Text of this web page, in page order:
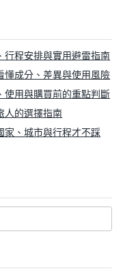
行程安排與實用避雷指南
懂成分、差異與使用風險
使用與購買前的重點判斷
人的選擇指南
家、城市與行程才不踩